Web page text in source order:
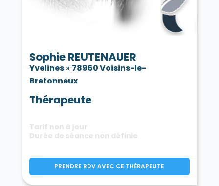
Sophie REUTENAUER
Yvelines» 78960 Voisins-le-
Bretonneux
Thérapeute
Tarif non à jour
Durée de séance non définie
PRENDRE RDV AVEC CE THÉRAPEUTE